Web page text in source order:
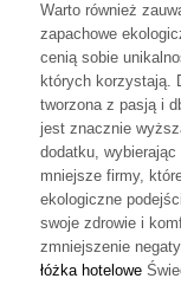
Warto również
zapachowe
cenią sobie
których korzystają.
tworzona z pasją i
jest znacznie
dodatku,
mniejsze firmy,
ekologiczne
swoje zdrowie i
zmniejszenie
łóżka hotelowe